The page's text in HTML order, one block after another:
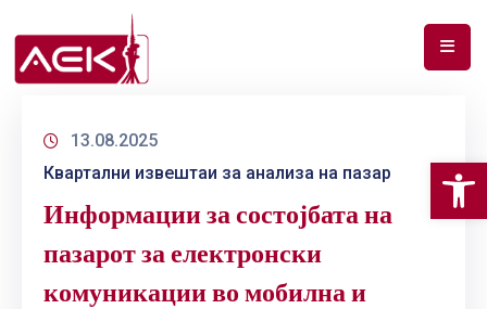
НАС
ДОКУМЕНТИ
СПЕКТАР
13.08.2025
Квартални извештаи за анализа на пазар
Информации за состојбата на
пазарот за електронски
комуникации во мобилна и